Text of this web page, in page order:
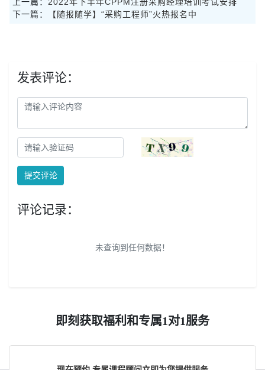
下一篇：
【随报随学】“采购工程师”火热报名中
发表评论：
提交评论
评论记录：
未查询到任何数据！
即刻获取福利和专属1对1服务